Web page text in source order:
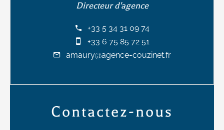
Directeur d'agence
+33 5 34 31 09 74
+33 6 75 85 72 51
amaury@agence-couzinet.fr
Contactez-nous